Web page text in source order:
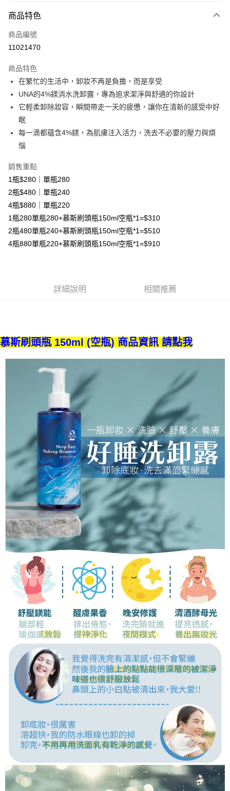
3.實際核准額度、可分期數及費用金額請依後續交易確認頁面所載為準。
消。如遇「轉專審核」未通過狀況，表示未達大哥付你分期系統評分，恕無
【繳款方式說明】
醒簡訊。
2.透過簡訊連結打開帳單後，可選擇「超商條碼／台灣大直營門市／銀行轉
帳／街口支付／iPASS MONEY」等通路繳費。
【注意事項】
1.本服務係由「台灣大哥大股份有限公司」（以下簡稱本公司）所提供，讓
買賣價金債權讓與本公司後，依約使用本公司帳單繳交帳款。
2.基於同意付款使用「大哥付你分期」之契約關係目的，商店將以您的個人
由本公司與您本人進行分期帳單所需資料之確認、核對及更正。
3.完整用戶服務條款，請詳閱以下連結：
AFTEE先享後付是「在收到商品之後才付款」的支付方式。 讓您購物簡單
便利好安心！
２．便利：只要手機號碼，簡訊認證，即可結帳。
３．安心：先確認商品／服務後，再付款。
【「AFTEE先享後付」結帳流程】
結帳頁面，進行簡訊認證並確認金額後，即可完成結帳。
２．訂單成立數日內，您將收到繳費通知簡訊。
３．收到繳費通知簡訊後14天內，點擊此簡訊中的連結，可透過四大超商／
ATM／網路銀行／等多元方式進行付款，方視為交易完成。
※ 請注意：結帳手續完成當下不需立刻繳費，但若您需要取消訂單，請聯絡
購買商品的店家。未經商家同意取消之訂單仍視為有效，需透過AFTEE先享
※ 交易是否成功請以「AFTEE先享後付 」之結帳頁面顯示為準，若有關於
客戶支援中心」
１．透過由恩沛科技股份有限公司提供之「AFTEE先享後付」服務完成之交
易，需依本服務之必要範圍內提供個人資料，並將交易相關給付款項請求債
權轉讓予恩沛科技股份有限公司。
２．關於個人資料處理事宜，請瀏覽以下網址：
https://aftee.tw/terms/#terms3
３．未成年的使用者請事先徵得法定代理人或監護人之同意方可使用
請求用戶進行身份認證。
運送方式
全家取貨付款
免運費
付款後全家取貨
免運費
7-11取貨付款
免運費
付款後7-11取貨
免運費
宅配
免運費
新竹貨運宅配
免運費
商品特色
商品編號
11021470
商品特色
在繁忙的生活中，卸妝不再是負擔，而是享受
UNA的4%鎂消水洗卸露，專為追求潔淨與舒適的你設計
它輕柔卸除妝容，瞬間帶走一天的疲憊，讓你在清新的感受中好
眠
每一滴都蘊含4%鎂，為肌膚注入活力，洗去不必要的壓力與煩
惱
銷售重點
1瓶$280｜單瓶280
2瓶$480｜單瓶240
4瓶$880｜單瓶220
1瓶280單瓶280+慕斯刷頭瓶150ml空瓶*1=$310
2瓶480單瓶240+慕斯刷頭瓶150ml空瓶*1=$510
4瓶880單瓶220+慕斯刷頭瓶150ml空瓶*1=$910
詳細說明 相關推薦
慕斯刷頭瓶 150ml (空瓶) 商品資訊 請點我